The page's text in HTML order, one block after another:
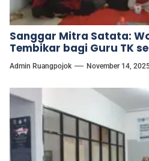
Sanggar Mitra Satata:
Tembikar bagi Guru TK
Kreativitas Pembelajaran
Admin Ruangpojok November 14,